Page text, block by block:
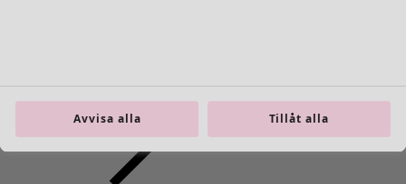
Avvisa alla Tillåt alla